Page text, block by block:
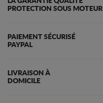
PROTECTION SOUS MOTEUR
PAIEMENT SÉCURISÉ
PAYPAL
LIVRAISON À
DOMICILE